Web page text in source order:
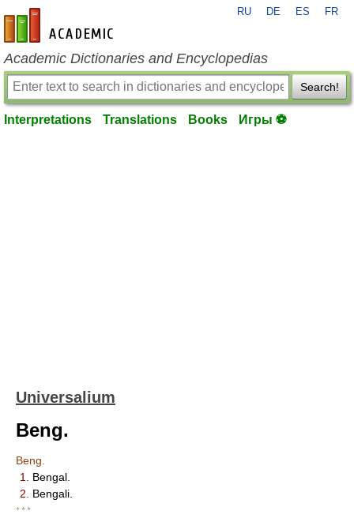
en-academic.com
RU DE ES FR
Academic Dictionaries and Encyclopedias
Search!
Interpretations Translations Books Игры ⚽
Universalium
Beng.
Beng.
1.
Bengal.
2.
Bengali.
* * *